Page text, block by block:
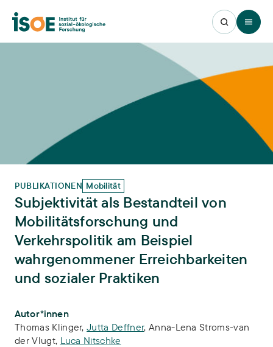
Open
PUBLIKATIONEN Mobilität
Subjektivität als Bestandteil von
Mobilitätsforschung und
Verkehrspolitik am Beispiel
wahrgenommener Erreichbarkeiten
und sozialer Praktiken
Publikations-Infos
Autor*innen
Thomas Klinger,Jutta Deffner, Anna-Lena Stroms-van
der Vlugt, Luca Nitschke